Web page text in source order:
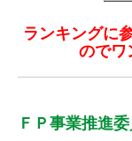
ランキングに
のでワ
ＦＰ事業推進